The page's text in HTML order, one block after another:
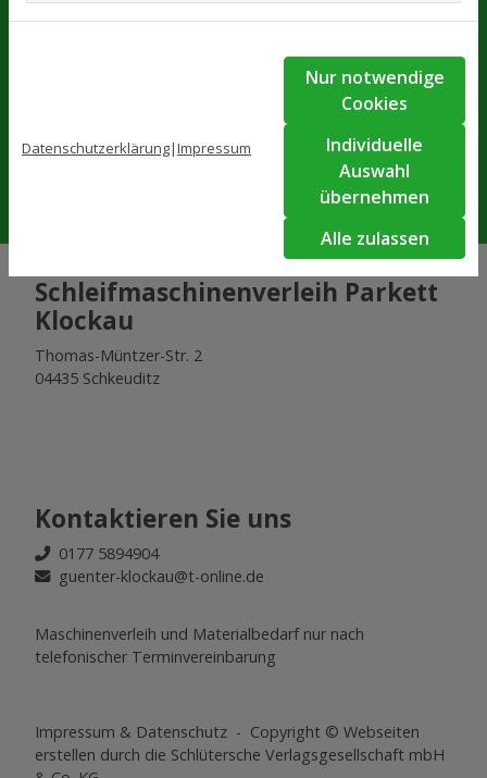
Schleifmaschinenverleih Parkett
Thomas-Müntzer-Str. 2, 04435 Schkeuditz
guenter-klockau@t-online.de
Schleifmaschinenverleih Parkett
Klockau
Thomas-Müntzer-Str. 2
04435 Schkeuditz
Kontaktieren Sie uns
0177 5894904
guenter-klockau@t-online.de
Maschinenverleih und Materialbedarf nur nach
telefonischer Terminvereinbarung
Impressum & Datenschutz - Copyright © Webseiten
erstellen durch die Schlütersche Verlagsgesellschaft mbH
Datenschutzerklärung|Impressum
Nur notwendige
Cookies
Individuelle
Auswahl
übernehmen
Alle zulassen